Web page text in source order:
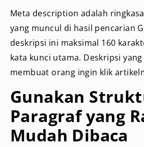
Meta description adalah
yang muncul di hasil pencarian
deskripsi ini maksimal 160
kata kunci utama. Deskripsi
membuat orang ingin klik
Gunakan
Paragraf yang
Mudah Dibaca